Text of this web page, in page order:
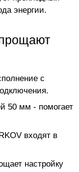
энергии.
с
50 мм - помогает
входят в
настройку